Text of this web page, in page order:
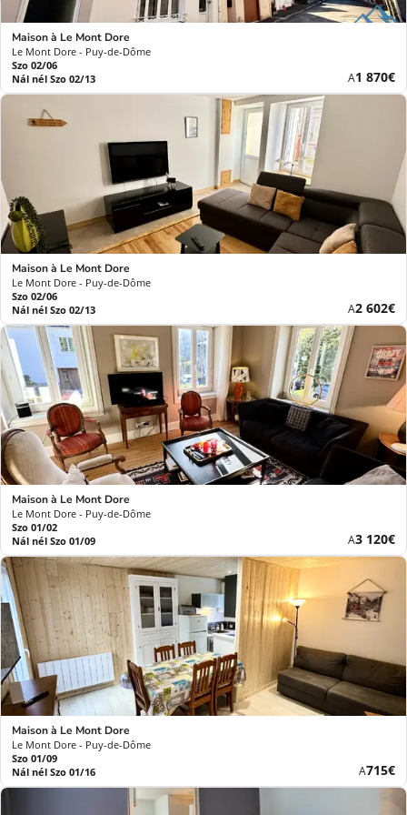
Maison à Le Mont Dore
Le Mont Dore - Puy-de-Dôme
Szo 02/06
Nál nél Szo 02/13
AÚj
ár
1 870€
Maison à Le Mont Dore
Le Mont Dore - Puy-de-Dôme
Szo 02/06
Nál nél Szo 02/13
AÚj
ár
2 602€
Maison à Le Mont Dore
Le Mont Dore - Puy-de-Dôme
Szo 01/02
Nál nél Szo 01/09
AÚj
ár
3 120€
Maison à Le Mont Dore
Le Mont Dore - Puy-de-Dôme
Szo 01/09
Nál nél Szo 01/16
AÚj
ár
715€